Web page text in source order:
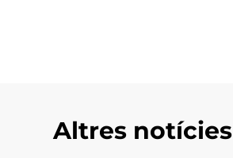
Altres notícies